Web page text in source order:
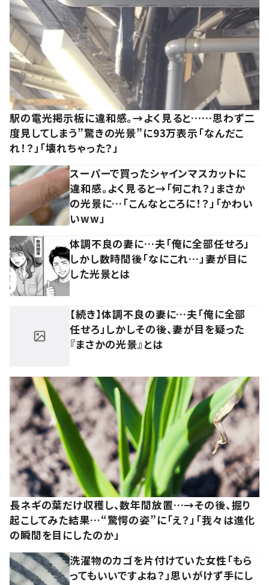
駅の電光掲示板に違和感。→よく見ると……思わず二
度見してしまう”驚きの光景”に93万表示「なんだこ
れ！？」「壊れちゃった？」
スーパーで買ったシャインマスカットに
違和感。よく見ると→「何これ？」まさか
の光景に…「こんなところに！？」「かわい
いww」
体調不良の妻に…夫「俺に全部任せろ」
しかし数時間後「なにこれ…」妻が目に
した光景とは
【続き】体調不良の妻に…夫「俺に全部
任せろ」しかしその後、妻が目を疑った
『まさかの光景』とは
長ネギの葉だけ収穫し、数年間放置…→その後、掘り
起こしてみた結果…“驚愕の姿”に「え？」「我々は進化
の瞬間を目にしたのか」
洗濯物のカゴを片付けていた女性「もら
ってもいいですよね？」思いがけず手にし